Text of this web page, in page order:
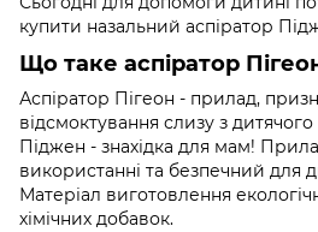
купити назальний аспіратор
Що таке аспіратор
Аспіратор Пігеон - прилад,
відсмоктування слизу з
Піджен - знахідка для мам!
використанні та безпечний для
Матеріал виготовлення
хімічних добавок.